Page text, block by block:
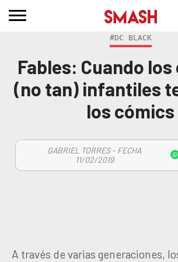
#DC BLACK
Fables: Cuando
(no tan) infantiles
los cómics
GABRIEL TORRES - FECHA
11/02/2019
A través de varias generaciones,